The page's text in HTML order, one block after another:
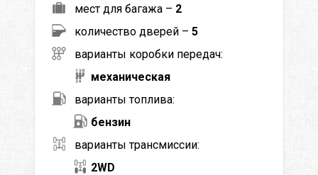
мест для багажа – 2
количество дверей – 5
варианты коробки передач:
механическая
варианты топлива:
бензин
варианты трансмиссии:
2WD